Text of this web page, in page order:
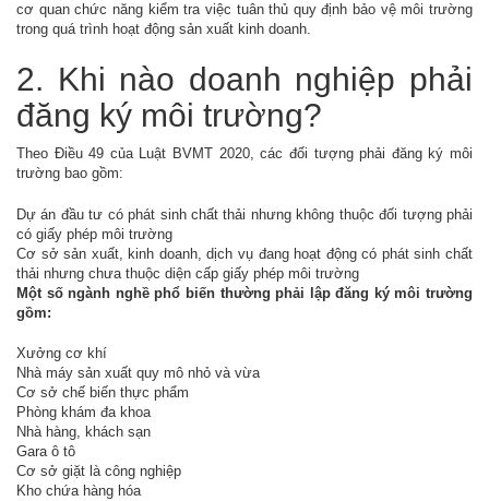
cơ quan chức năng kiểm tra việc tuân thủ quy định bảo vệ môi trường
trong quá trình hoạt động sản xuất kinh doanh.
2. Khi nào doanh nghiệp phải
đăng ký môi trường?
Theo Điều 49 của Luật BVMT 2020, các đối tượng phải đăng ký môi
trường bao gồm:
Dự án đầu tư có phát sinh chất thải nhưng không thuộc đối tượng phải
có giấy phép môi trường
Cơ sở sản xuất, kinh doanh, dịch vụ đang hoạt động có phát sinh chất
thải nhưng chưa thuộc diện cấp giấy phép môi trường
Một số ngành nghề phổ biến thường phải lập đăng ký môi trường
gồm:
Xưởng cơ khí
Nhà máy sản xuất quy mô nhỏ và vừa
Cơ sở chế biến thực phẩm
Phòng khám đa khoa
Nhà hàng, khách sạn
Gara ô tô
Cơ sở giặt là công nghiệp
Kho chứa hàng hóa